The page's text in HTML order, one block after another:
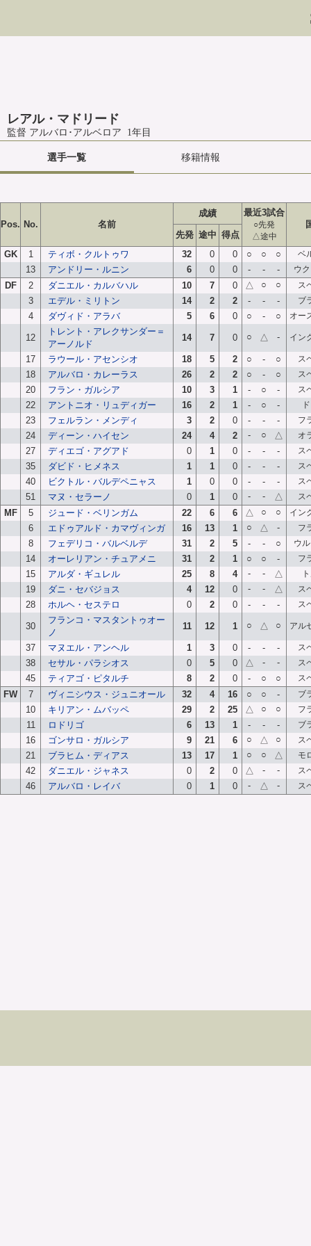
レアル・マドリード
監督 アルバロ･アルベロア 1年目
選手一覧 移籍情報
Pos. No. 名前
成績 最近3試合
○先発
△途中
先発 途中 得点
GK
1 ティボ・クルトゥワ 32 0 0 ○ ○ ○ ベ
13 アンドリー・ルニン 6 0 0 - - - ウ
DF 2 ダニエル・カルバハル 10 7 0 △ ○ ○ ス
3 エデル・ミリトン 14 2 2 - - - ブ
4 ダヴィド・アラバ 5 6 0 ○ - ○ オー
12
トレント・アレクサンダー＝
アーノルド
14 7 0 ○ △ - イン
17 ラウール・アセンシオ 18 5 2 ○ - ○ ス
18 アルバロ・カレーラス 26 2 2 ○ - ○ ス
20 フラン・ガルシア 10 3 1 - ○ - ス
22 アントニオ・リュディガー 16 2 1 - ○ -
23 フェルラン・メンディ 3 2 0 - - - フ
24 ディーン・ハイセン 24 4 2 - ○ △ オ
27 ディエゴ・アグアド 0 1 0 - - - ス
35 ダビド・ヒメネス 1 1 0 - - - ス
40 ビクトル・バルデペニャス 1 0 0 - - - ス
51 マヌ・セラーノ 0 1 0 - - △ ス
MF 5 ジュード・ベリンガム 22 6 6 △ ○ ○ イン
6 エドゥアルド・カマヴィンガ 16 13 1 ○ △ - フ
8 フェデリコ・バルベルデ 31 2 5 - - ○ ウ
14 オーレリアン・チュアメニ 31 2 1 ○ ○ - フ
15 アルダ・ギュレル 25 8 4 - - △
19 ダニ・セバジョス 4 12 0 - - △ ス
28 ホルヘ・セステロ 0 2 0 - - - ス
30
フランコ・マスタントゥオー
ノ
11 12 1 ○ △ ○ アル
37 マヌエル・アンヘル 1 3 0 - - - ス
38 セサル・パラシオス 0 5 0 △ - - ス
45 ティアゴ・ピタルチ 8 2 0 - ○ ○ ス
FW 7 ヴィニシウス・ジュニオール 32 4 16 ○ ○ - ブ
10 キリアン・ムバッペ 29 2 25 △ ○ ○ フ
11 ロドリゴ 6 13 1 - - - ブ
16 ゴンサロ・ガルシア 9 21 6 ○ △ ○ ス
21 ブラヒム・ディアス 13 17 1 ○ ○ △ モ
42 ダニエル・ジャネス 0 2 0 △ - - ス
46 アルバロ・レイバ 0 1 0 - △ - ス